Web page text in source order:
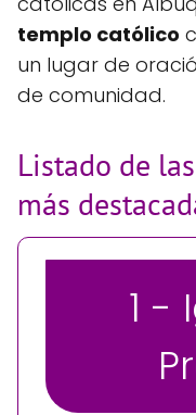
templo católico
un lugar de
de comunidad.
Listado de
más
1 -